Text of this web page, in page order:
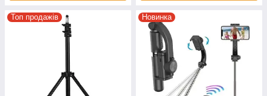
Топ продажів Новинка